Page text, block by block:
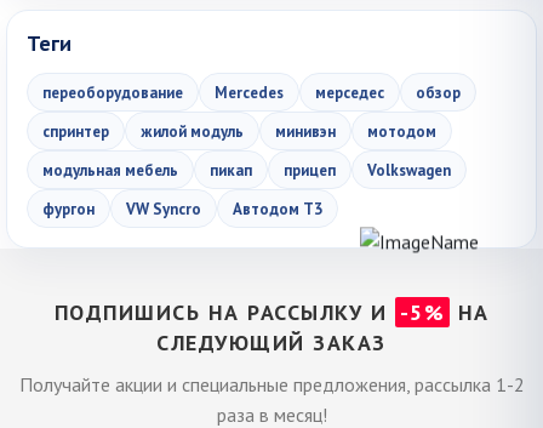
Теги
переоборудование Mercedes мерседес
обзор
спринтер
жилой модуль минивэн
мотодом
модульная мебель
пикап прицеп
Volkswagen
фургон
VW Syncro Автодом Т3
ПОДПИШИСЬ НА РАССЫЛКУ И -5%
НА
СЛЕДУЮЩИЙ ЗАКАЗ
Получайте акции и специальные предложения, рассылка 1-2
раза в месяц!